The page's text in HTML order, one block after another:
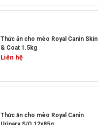
Thức ăn cho mèo Royal Canin Skin
& Coat 1.5kg
Liên hệ
Thức ăn cho mèo Royal Canin